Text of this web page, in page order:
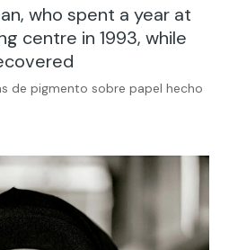
who spent a year at
centre in 1993, while
de pigmento sobre papel hecho